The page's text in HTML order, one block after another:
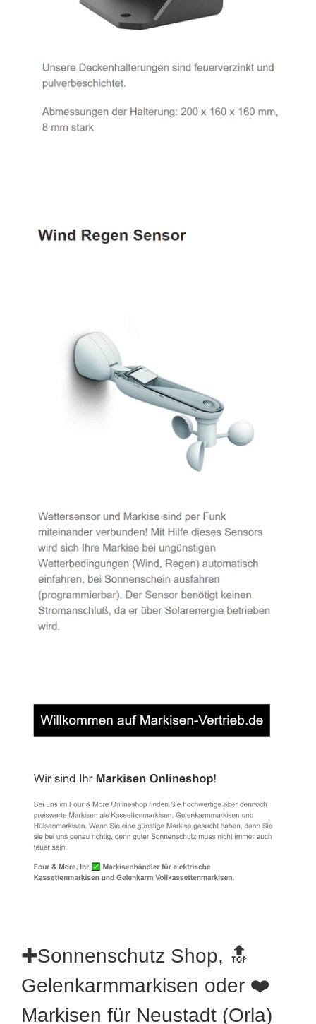
✚Sonnenschutz Shop, 🔝
Gelenkarmmarkisen oder ❤️
Markisen für Neustadt (Orla)